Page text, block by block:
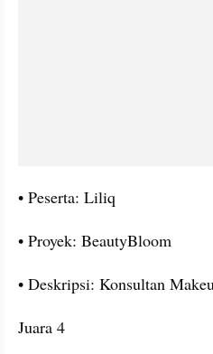
• Peserta: Liliq
• Proyek: BeautyBloom
• Deskripsi: Konsultan
Juara 4